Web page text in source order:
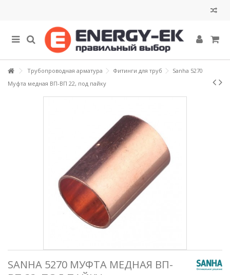
Трубопроводная арматура Фитинги для труб
Sanha 5270
Муфта медная ВП-ВП 22, под пайку
SANHA 5270 МУФТА МЕДНАЯ ВП-